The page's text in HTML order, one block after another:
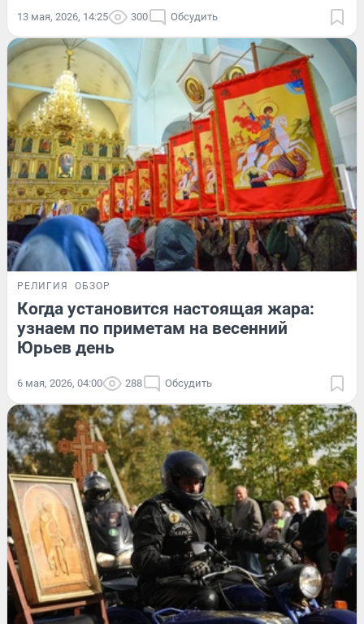
13 мая, 2026, 14:25 300 Обсудить
РЕЛИГИЯ ОБЗОР
Когда установится настоящая жара:
узнаем по приметам на весенний
Юрьев день
6 мая, 2026, 04:00 288 Обсудить